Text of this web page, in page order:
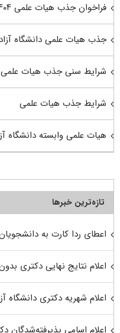
فراخوان جذب هیات علمی ۱۴۰۴
جذب هیات علمی دانشگاه آزاد
شرایط سنی جذب هیات علمی
شرایط جذب هیات علمی
هیات علمی وابسته دانشگاه
تازه‌ترین خبرها
اعطای ردا کارت به دانشجویان
اعلام نتایج نهایی دکتری بدون
اعلام شهریه دکتری دانشگاه آزاد